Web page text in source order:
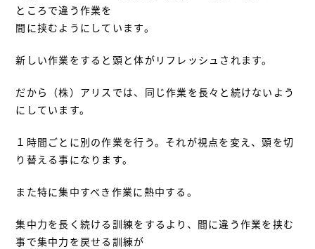
ところで違う作業を
間に挟むようにしています。
新しい作業をすると頭と体がリフレッシュされます。
だから（株）アリスでは、同じ作業を長々と続けないよう
にしています。
１時間ごとに別の作業を行う。それが視点を変え、頭を切
り替える事になります。
また特に集中すべき作業に熱中する。
集中力を長く続ける訓練をするより、間に違う作業を挟む
事で集中力を戻せる訓練が